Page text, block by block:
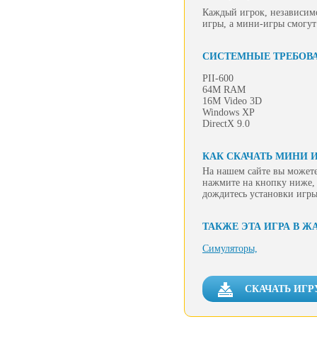
Каждый игрок,
игры, а мини-игры
СИСТЕМНЫЕ
PII-600
64M RAM
16M Video 3D
Windows XP
DirectX 9.0
КАК СКАЧАТЬ МИНИ
На нашем сайте вы
нажмите на кнопку ниже,
дождитесь установки
ТАКЖЕ ЭТА ИГРА В
Симуляторы,
СКАЧАТЬ